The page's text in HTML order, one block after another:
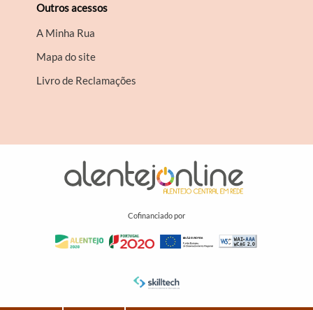
Outros acessos
A Minha Rua
Mapa do site
Livro de Reclamações
Cofinanciado por